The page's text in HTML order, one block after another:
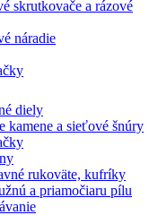
skrutkovače a rázové
náradie
diely
kamene a sieťové šnúry
rukoväte, kufríky
a priamočiaru pílu